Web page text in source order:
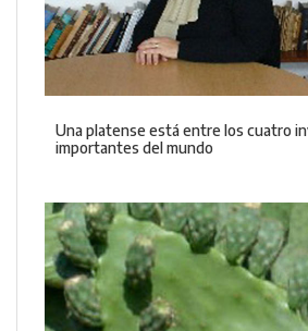
Una platense está entre los cuatro
importantes del mundo